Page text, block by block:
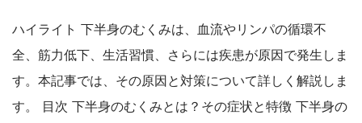
ハイライト 下半身のむくみは、血流やリンパの循環不
全、筋力低下、生活習慣、さらには疾患が原因で発生しま
す。本記事では、その原因と対策について詳しく解説しま
す。 目次 下半身のむくみとは？その症状と特徴 下半身の